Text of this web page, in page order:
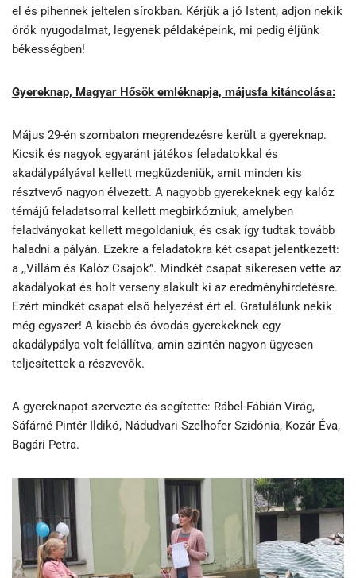
el és pihennek jeltelen sírokban. Kérjük a jó Istent, adjon nekik
örök nyugodalmat, legyenek példaképeink, mi pedig éljünk
békességben!
Gyereknap, Magyar Hősök emléknapja, májusfa kitáncolása:
Május 29-én szombaton megrendezésre került a gyereknap.
Kicsik és nagyok egyaránt játékos feladatokkal és
akadálypályával kellett megküzdeniük, amit minden kis
résztvevő nagyon élvezett. A nagyobb gyerekeknek egy kalóz
témájú feladatsorral kellett megbirkózniuk, amelyben
feladványokat kellett megoldaniuk, és csak így tudtak tovább
haladni a pályán. Ezekre a feladatokra két csapat jelentkezett:
a ,,Villám és Kalóz Csajok”. Mindkét csapat sikeresen vette az
akadályokat és holt verseny alakult ki az eredményhirdetésre.
Ezért mindkét csapat első helyezést ért el. Gratulálunk nekik
még egyszer! A kisebb és óvodás gyerekeknek egy
akadálypálya volt felállítva, amin szintén nagyon ügyesen
teljesítettek a részvevők.
A gyereknapot szervezte és segítette: Rábel-Fábián Virág,
Sáfárné Pintér Ildikó, Nádudvari-Szelhofer Szidónia, Kozár Éva,
Bagári Petra.